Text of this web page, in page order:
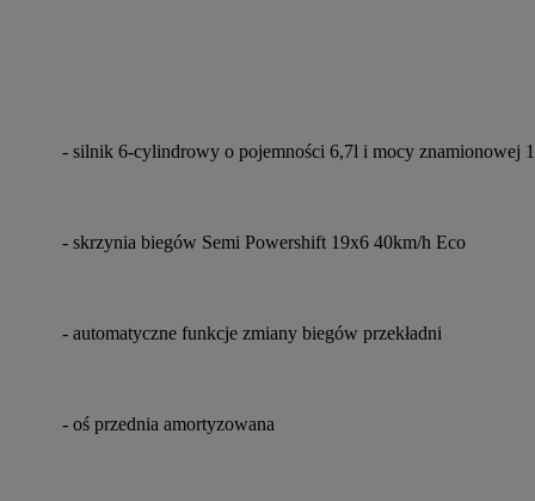
- silnik 6-cylindrowy o pojemności 6,7l i mocy znamionowej
- skrzynia biegów Semi Powershift 19x6 40km/h Eco
- automatyczne funkcje zmiany biegów przekładni
- oś przednia amortyzowana